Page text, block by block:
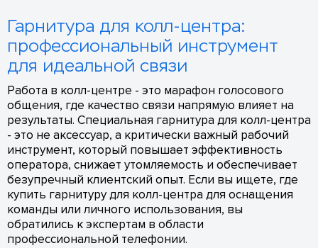
Гарнитура для колл-центра:
профессиональный инструмент
для идеальной связи
Работа в колл-центре - это марафон голосового
общения, где качество связи напрямую влияет на
результаты. Специальная гарнитура для колл-центра
- это не аксессуар, а критически важный рабочий
инструмент, который повышает эффективность
оператора, снижает утомляемость и обеспечивает
безупречный клиентский опыт. Если вы ищете, где
купить гарнитуру для колл-центра для оснащения
команды или личного использования, вы
обратились к экспертам в области
профессиональной телефонии.